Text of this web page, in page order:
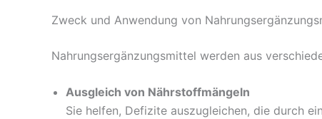
Zweck und Anwendung von
Nahrungsergänzungsmittel werden aus
Ausgleich von Nährstoffmängeln
Sie helfen, Defizite auszugleichen, die durch